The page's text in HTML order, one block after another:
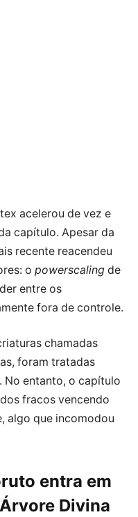
acelerou de vez e
capítulo. Apesar da
recente reacendeu
o powerscaling de
entre os
fora de controle.
chamadas
foram tratadas
No entanto, o capítulo
fracos vencendo
algo que incomodou
entra em
Divina